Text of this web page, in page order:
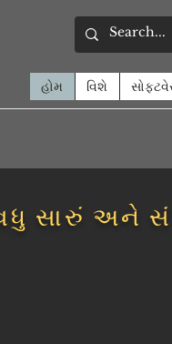
હોમ વિશે
સારું અને